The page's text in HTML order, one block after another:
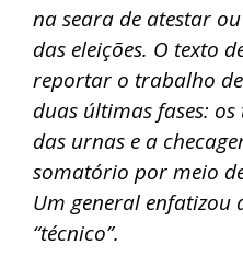
na seara de atestar
das eleições. O texto
reportar o trabalho
duas últimas fases:
das urnas e a
somatório por meio
Um general enfatizou
“técnico”.